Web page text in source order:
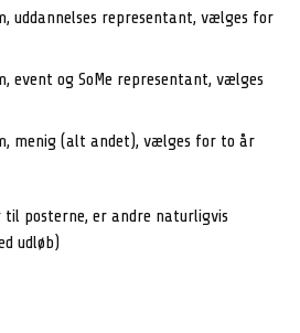
uddannelses representant, vælges for
event og SoMe representant, vælges
menig (alt andet), vælges for to år
til posterne, er andre naturligvis
udløb)